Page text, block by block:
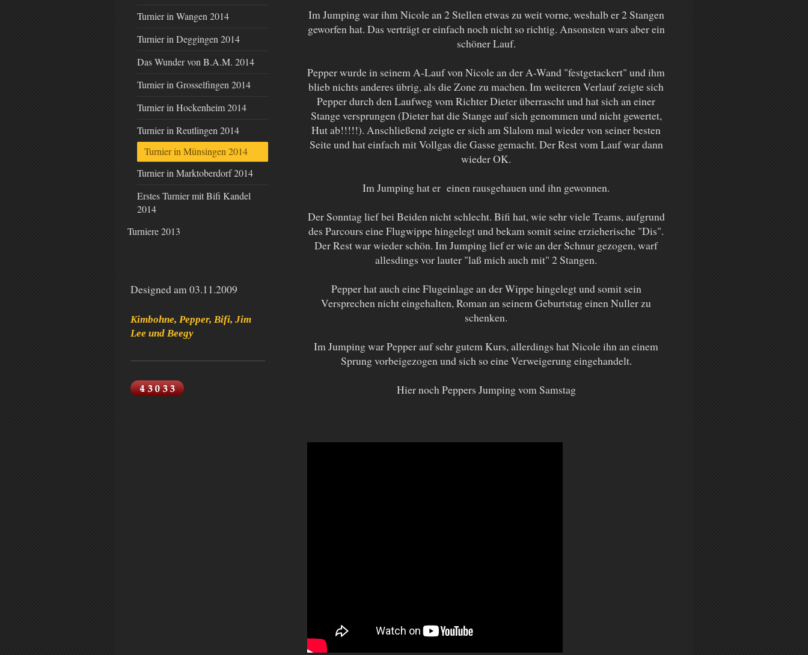
Im Jumping war ihm Nicole an 2 Stellen etwas zu weit vorne, weshalb er 2 Stangen
geworfen hat. Das verträgt er einfach noch nicht so richtig. Ansonsten wars aber ein
schöner Lauf.
Pepper wurde in seinem A-Lauf von Nicole an der A-Wand "festgetackert" und ihm
blieb nichts anderes übrig, als die Zone zu machen. Im weiteren Verlauf zeigte sich
Pepper durch den Laufweg vom Richter Dieter überrascht und hat sich an einer
Stange versprungen (Dieter hat die Stange auf sich genommen und nicht gewertet,
Hut ab!!!!!). Anschließend zeigte er sich am Slalom mal wieder von seiner besten
Seite und hat einfach mit Vollgas die Gasse gemacht. Der Rest vom Lauf war dann
wieder OK.
Im Jumping hat er einen rausgehauen und ihn gewonnen.
Der Sonntag lief bei Beiden nicht schlecht. Bifi hat, wie sehr viele Teams, aufgrund
des Parcours eine Flugwippe hingelegt und bekam somit seine erzieherische "Dis".
Der Rest war wieder schön. Im Jumping lief er wie an der Schnur gezogen, warf
allesdings vor lauter "laß mich auch mit" 2 Stangen.
Pepper hat auch eine Flugeinlage an der Wippe hingelegt und somit sein
Versprechen nicht eingehalten, Roman an seinem Geburtstag einen Nuller zu
schenken.
Im Jumping war Pepper auf sehr gutem Kurs, allerdings hat Nicole ihn an einem
Sprung vorbeigezogen und sich so eine Verweigerung eingehandelt.
Hier noch Peppers Jumping vom Samstag
Turnier in Wangen 2014
Turnier in Deggingen 2014
Das Wunder von B.A.M. 2014
Turnier in Grosselfingen 2014
Turnier in Hockenheim 2014
Turnier in Reutlingen 2014
Turnier in Münsingen 2014
Turnier in Marktoberdorf 2014
Erstes Turnier mit Bifi Kandel
2014
Turniere 2013
Designed am 03.11.2009
Kimbohne, Pepper, Bifi, Jim
Lee und Beegy